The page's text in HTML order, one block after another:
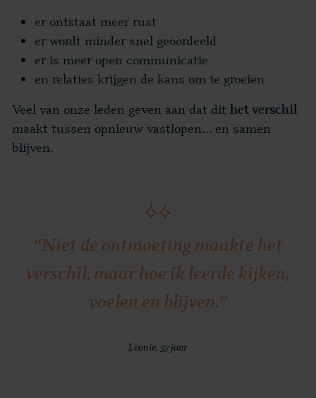
er ontstaat meer rust
er wordt minder snel geoordeeld
er is meer open communicatie
en relaties krijgen de kans om te groeien
Veel van onze leden geven aan dat dithet verschil
maakt tussen opnieuw vastlopen… en samen
blijven.
“Niet de ontmoeting maakte het
verschil, maar hoe ik leerde kijken,
voelen en blijven.”
Leonie, 57 jaar